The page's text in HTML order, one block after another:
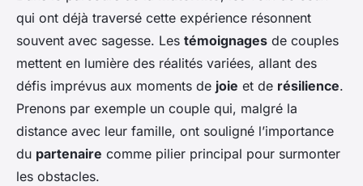
qui ont déjà traversé cette expérience résonnent
souvent avec sagesse. Les témoignages de couples
mettent en lumière des réalités variées, allant des
défis imprévus aux moments de joie et de résilience.
Prenons par exemple un couple qui, malgré la
distance avec leur famille, ont souligné l’importance
du partenaire comme pilier principal pour surmonter
les obstacles.